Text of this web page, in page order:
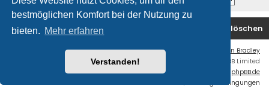
bestmöglichen Komfort bei der Nutzung zu
bieten. Mehr erfahren
Verstanden!
Startseite Foren-Übersicht Alle Cookies löschen
Ian Bradley
Powered byphpBB
® Forum Software © phpBB Limited
Deutsche Übersetzung durch phpBB.de
Nutzungsbedingungen